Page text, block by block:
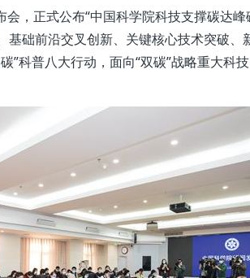
，正式公布“中国科学院科技支撑碳达峰
础前沿交叉创新、关键核心技术突破、
”科普八大行动，面向“双碳”战略重大科